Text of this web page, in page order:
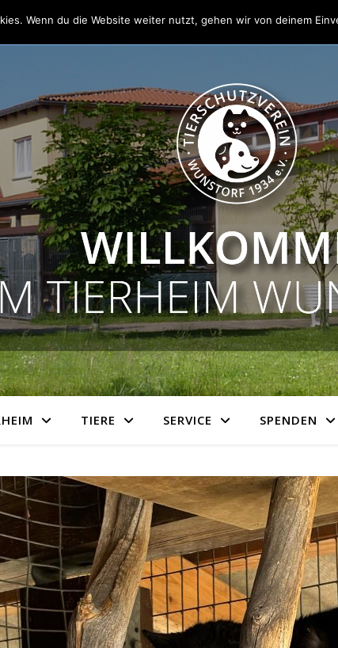
TIERE SERVICE SPENDEN
Wenn du die Website weiter nutzt, gehen wir von deinem